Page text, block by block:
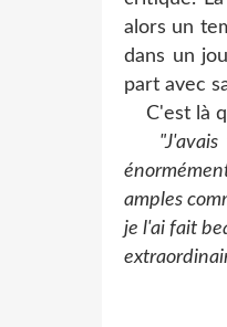
alors un
dans un
part avec
C'est là
"J'avais
amples
je l'ai fait